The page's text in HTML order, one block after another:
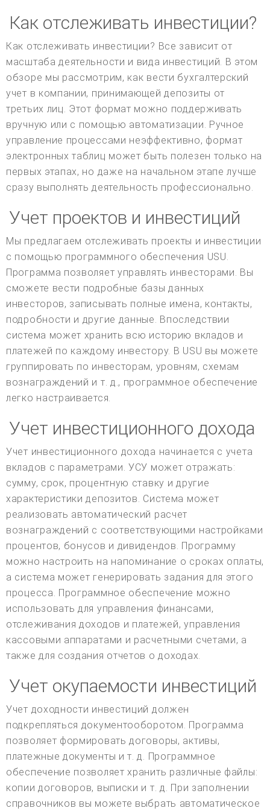
Как отслеживать инвестиции?
Как отслеживать инвестиции? Все зависит от
масштаба деятельности и вида инвестиций. В этом
обзоре мы рассмотрим, как вести бухгалтерский
учет в компании, принимающей депозиты от
третьих лиц. Этот формат можно поддерживать
вручную или с помощью автоматизации. Ручное
управление процессами неэффективно, формат
электронных таблиц может быть полезен только на
первых этапах, но даже на начальном этапе лучше
сразу выполнять деятельность профессионально.
Учет проектов и инвестиций
Мы предлагаем отслеживать проекты и инвестиции
с помощью программного обеспечения USU.
Программа позволяет управлять инвесторами. Вы
сможете вести подробные базы данных
инвесторов, записывать полные имена, контакты,
подробности и другие данные. Впоследствии
система может хранить всю историю вкладов и
платежей по каждому инвестору. В USU вы можете
группировать по инвесторам, уровням, схемам
вознаграждений и т. д., программное обеспечение
легко настраивается.
Учет инвестиционного дохода
Учет инвестиционного дохода начинается с учета
вкладов с параметрами. УСУ может отражать:
сумму, срок, процентную ставку и другие
характеристики депозитов. Система может
реализовать автоматический расчет
вознаграждений с соответствующими настройками
процентов, бонусов и дивидендов. Программу
можно настроить на напоминание о сроках оплаты,
а система может генерировать задания для этого
процесса. Программное обеспечение можно
использовать для управления финансами,
отслеживания доходов и платежей, управления
кассовыми аппаратами и расчетными счетами, а
также для создания отчетов о доходах.
Учет окупаемости инвестиций
Учет доходности инвестиций должен
подкрепляться документооборотом. Программа
позволяет формировать договоры, активы,
платежные документы и т. д. Программное
обеспечение позволяет хранить различные файлы:
копии договоров, выписки и т. д. При заполнении
справочников вы можете выбрать автоматическое